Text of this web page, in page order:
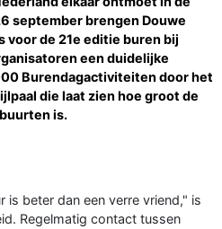
september brengen Douwe
voor de 21e editie buren bij
een duidelijke
Burendagactiviteiten door het
die laat zien hoe groot de
is.
is beter dan een verre vriend," is
Regelmatig contact tussen